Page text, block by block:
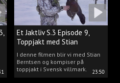
23:50
Et Jaktliv S.3 Episode 9,
Toppjakt med Stian
Berntsen
I denne filmen blir vi med Stian
Berntsen og kompiser på
toppjakt i Svensk villmark.